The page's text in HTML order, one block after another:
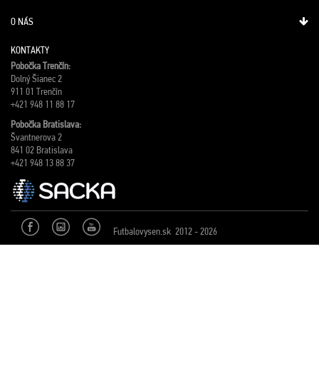
O NÁS
KONTAKTY
Pobočka Trenčín:
Dolný Šianec 2
911 01 Trenčín
+421 948 11 88 17
Pobočka Bratislava:
Švantnerova 2
841 02 Bratislava
+421 948 13 88 37
Futbalovysen.sk 2012 - 2026